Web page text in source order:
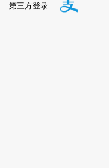
第三方登录